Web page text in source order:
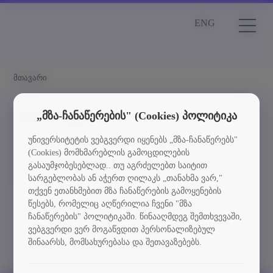
ENG
მთავარი
სიახლეები
Element is not found
სიახლეებში დაბრუნება
„მზა-ჩანაწერების" (Cookies) პოლიტიკა
უნივერსიტეტის ვებგვერდი იყენებს „მზა-ჩანაწერებს"
(Cookies) მომხმარებლის გამოცდილების
გასაუმჯობესებლად.. თუ აგრძელებთ საიტით
სარგებლობას ან აჭერთ ღილაკს „თანახმა ვარ,"
თქვენ ეთანხმებით მზა ჩანაწერების გამოყენების
წესებს, რომელიც აღწერილია ჩვენი "მზა
ჩანაწერების" პოლიტიკაში. წინააღმდეგ შემთხვევაში,
ვებგვერდი ვერ მოგაწვდით პერსონალიზებულ
შინაარსს, მომსახურებასა და შეთავაზებებს.